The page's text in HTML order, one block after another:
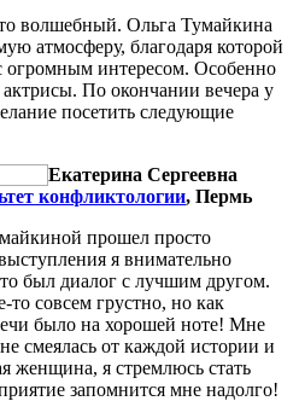
волшебный. Ольга Тумайкина
атмосферу, благодаря которой
интересом. Особенно
По окончании вечера у
посетить следующие
Екатерина Сергеевна
конфликтологии, Пермь
прошел просто
я внимательно
был диалог с лучшим другом.
совсем грустно, но как
было на хорошей ноте! Мне
смеялась от каждой истории и
женщина, я стремлюсь стать
запомнится мне надолго!